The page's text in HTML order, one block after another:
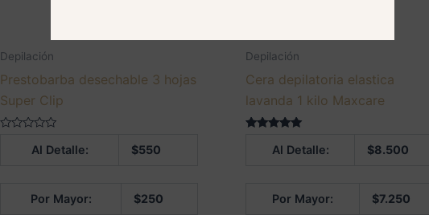
Depilación
Prestobarba desechable 3 hojas
Super Clip
Al Detalle: $550
Por Mayor: $250
Depilación
Cera depilatoria elastica
lavanda 1 kilo Maxcare
Al Detalle: $8.500
Por Mayor: $7.250